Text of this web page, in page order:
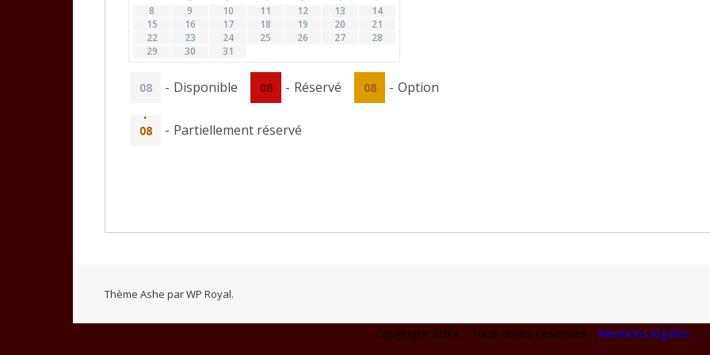
8
9 10 11 12 13
14
15
16 17 18 19 20
21
22
23 24 25 26 27
28
29
30 31
08 - Disponible 08 - Réservé 08 - Option
·
08 - Partiellement réservé
Thème Ashe parWP Royal.
Copyright 20xx - Tous droits réservés - Mentions légales